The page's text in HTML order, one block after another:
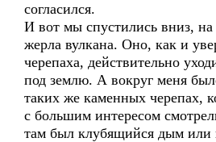
согласился.
И вот мы спустились вниз, на
жерла вулкана. Оно, как и
черепаха, действительно
под землю. А вокруг меня
таких же каменных черепах,
с большим интересом
там был клубящийся дым или